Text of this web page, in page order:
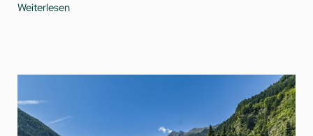
Die Jungbrunnen-Hydrotherapie aktiviert die Zellerneuerung
Spurenelemente.
Es ist alles bereit für einen Tag Auszeit: Für Ihre Gesundheit
und Ihr ganzheitliches Wohlbefinden im schönsten Day Spa in
Tirol.
Weiterlesen